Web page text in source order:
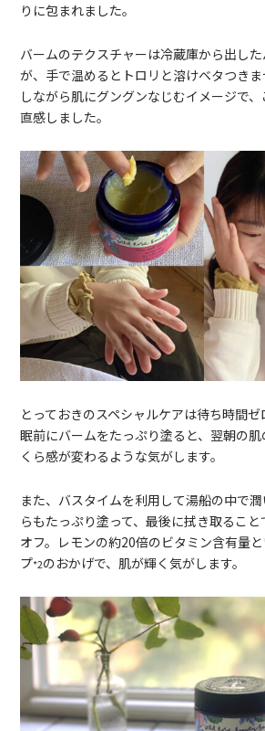
りに包まれました。
バームのテクスチャーは冷蔵庫から出し
が、手で温めるとトロリと溶けベタつき
しながら肌にグングンなじむイメージで
直感しました。
とっておきのスペシャルケアは待ち時間
眠前にバームをたっぷり塗ると、翌朝の
くら感が変わるような気がします。
また、バスタイムを利用して湯船の中で
らもたっぷり塗って、最後に拭き取ること
オフ。レモンの約20倍のビタミン含有量
プ*2のおかげで、肌が輝く気がします。